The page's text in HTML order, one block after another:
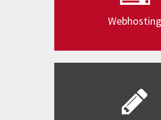
Webhosting